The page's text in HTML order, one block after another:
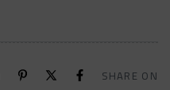
SHARE ON